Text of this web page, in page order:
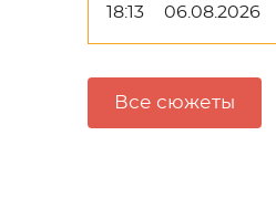
18:13 06.08.2026
Все сюжеты